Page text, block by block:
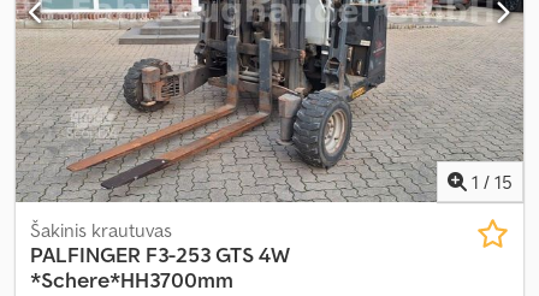
1 / 15
Šakinis krautuvas
PALFINGER F3-253 GTS 4W
*Schere*HH3700mm